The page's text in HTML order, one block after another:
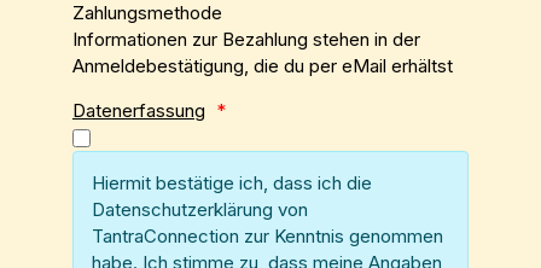
Zahlungsmethode
Informationen zur Bezahlung stehen in der
Anmeldebestätigung, die du per eMail erhältst
Datenerfassung *
Hiermit bestätige ich, dass ich die
Datenschutzerklärung von
TantraConnection zur Kenntnis genommen
habe. Ich stimme zu, dass meine Angaben